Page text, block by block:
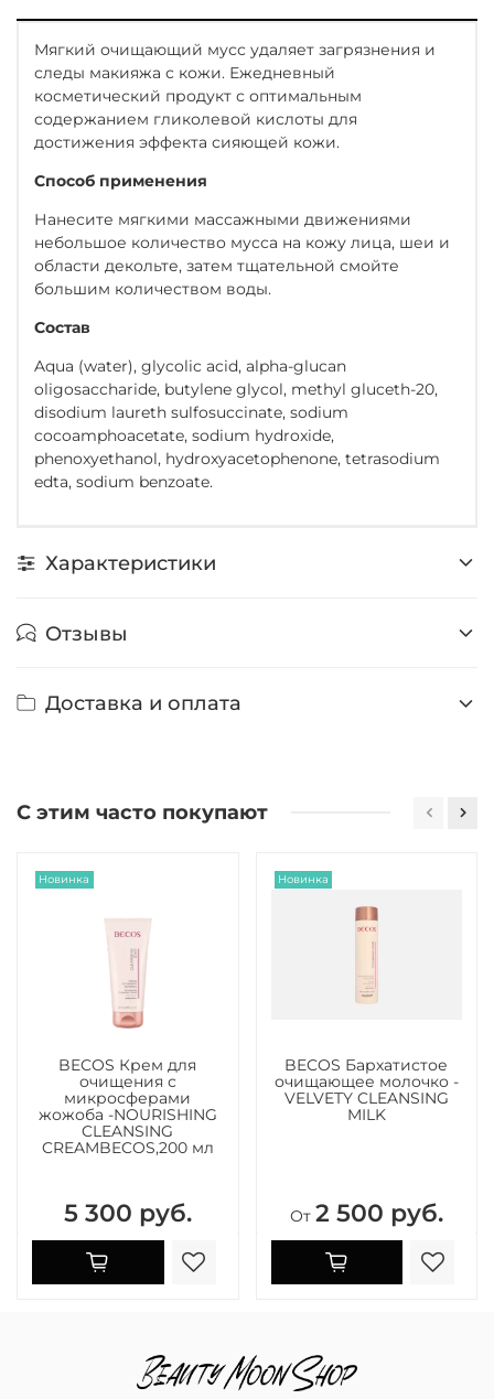
Мягкий очищающий мусс удаляет загрязнения и
следы макияжа с кожи. Ежедневный
косметический продукт с оптимальным
содержанием гликолевой кислоты для
достижения эффекта сияющей кожи.
Способ применения
Нанесите мягкими массажными движениями
небольшое количество мусса на кожу лица, шеи и
области декольте, затем тщательной смойте
большим количеством воды.
Состав
Aqua (water), glycolic acid, alpha-glucan
oligosaccharide, butylene glycol, methyl gluceth-20,
disodium laureth sulfosuccinate, sodium
cocoamphoacetate, sodium hydroxide,
phenoxyethanol, hydroxyacetophenone, tetrasodium
edta, sodium benzoate.
Характеристики
Отзывы
Доставка и оплата
С этим часто покупают
Новинка
BECOS Крем для
очищения с
микросферами
жожоба -NOURISHING
CLEANSING
CREAMBECOS,200 мл
5 300 руб.
Новинка
BECOS Бархатистое
очищающее молочко -
VELVETY CLEANSING
MILK
От 2 500 руб.